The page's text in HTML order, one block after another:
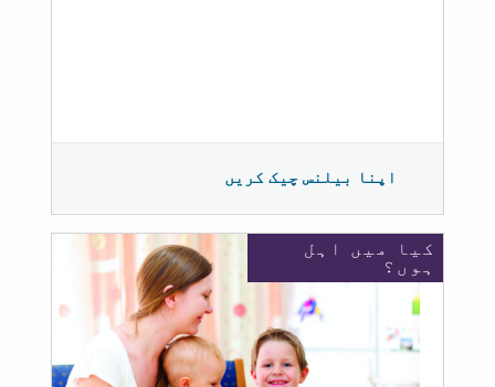
اپنا بیلنس چیک کریں
کیا میں اہل
ہوں؟